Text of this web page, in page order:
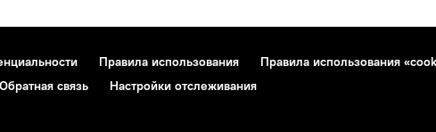
Правила использования
Правила использования
Обратная связь Настройки отслеживания